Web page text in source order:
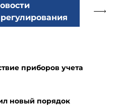
приборов учета
новый порядок